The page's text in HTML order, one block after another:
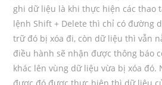
ghi dữ liệu là khi thực hiện các thao
lệnh Shift + Delete thì chỉ có đường
trữ đó bị xóa đi, còn dữ liệu thì vẫn
điều hành sẽ nhận được thông báo
khác lên vùng dữ liệu vừa bị xóa đó.